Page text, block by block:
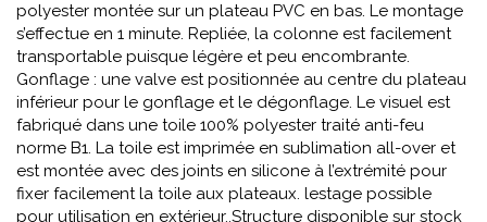
polyester montée sur un plateau PVC en bas. Le montage
s’effectue en 1 minute. Repliée, la colonne est facilement
transportable puisque légère et peu encombrante.
Gonflage : une valve est positionnée au centre du plateau
inférieur pour le gonflage et le dégonflage. Le visuel est
fabriqué dans une toile 100% polyester traité anti-feu
norme B1. La toile est imprimée en sublimation all-over et
est montée avec des joints en silicone à l’extrémité pour
fixer facilement la toile aux plateaux. lestage possible
pour utilisation en extérieur..Structure disponible sur stock